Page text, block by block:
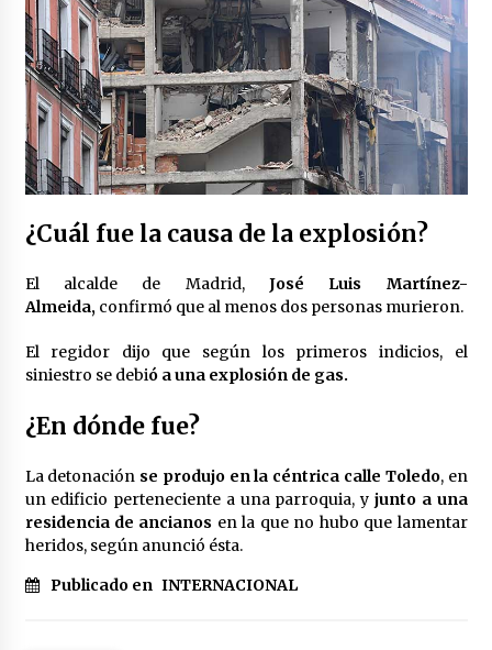
2 meses atrás
Zar antidrogas de EE.UU.: “vamos por los
políticos mexicanos que protegen al narco”
2 meses atrás
Trump anuncia acuerdo con Irán y el fin de
operaciones militares entre ambos países
petróleo están empezando a salir de Ormuz
2 meses atrás
México libraría posible arancel de EE.UU. en
85% de sus exportaciones
2 meses atrás
¿Cuál fue la causa de la explosión?
El alcalde de Madrid,José Luis Martínez-
Almeida,confirmó que al menos dos personas murieron.
El regidor dijo que según los primeros indicios, el
siniestro se debió a una explosión de gas.
¿En dónde fue?
La detonación se produjo en la céntrica calle Toledo, en
un edificio perteneciente a una parroquia, y junto a una
residencia de ancianos en la que no hubo que lamentar
heridos, según anunció ésta.
Publicado en INTERNACIONAL